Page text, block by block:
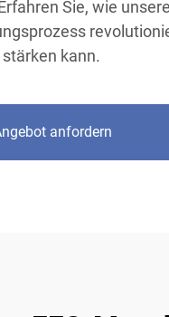
Sie, wie
kann.
anfordern